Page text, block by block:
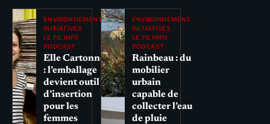
ENVIRONNEMENT
INITIATIVES
LE FIL INFO
PODCAST
Elle Cartonne
: l’emballage
devient outil
d’insertion
pour les
femmes
ENVIRONNEMENT
INITIATIVES
LE FIL INFO
PODCAST
Rainbeau : du
mobilier
urbain
capable de
collecter l’eau
de pluie